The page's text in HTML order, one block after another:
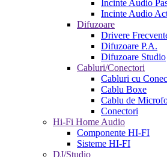
Incinte Audio
Incinte Audio
Difuzoare
Drivere
Difuzoare P.A.
Difuzoare Studio
Cabluri/Conectori
Cabluri cu
Cablu Boxe
Cablu de
Conectori
Hi-Fi Home Audio
Componente HI-FI
Sisteme HI-FI
DJ/Studio